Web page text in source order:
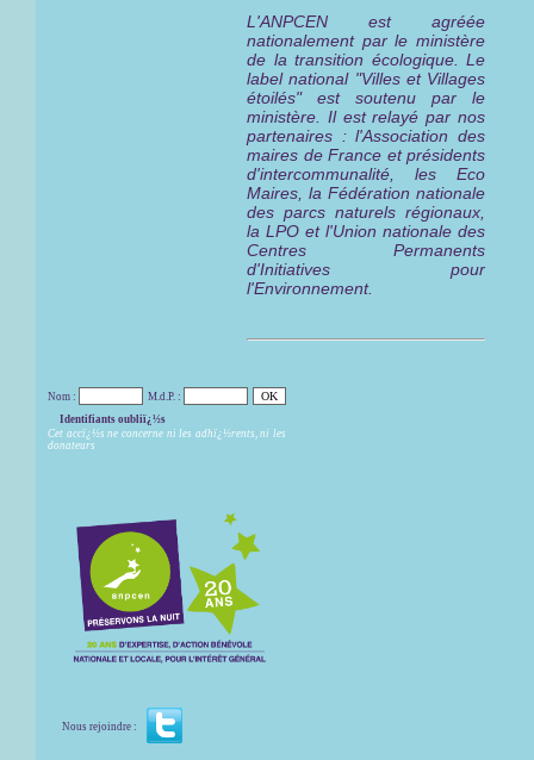
L'ANPCEN est agréée
nationalement par le ministère
de la transition écologique. Le
label national "Villes et Villages
étoilés" est soutenu par le
ministère. Il est relayé par nos
partenaires : l'Association des
maires de France et présidents
d'intercommunalité, les Eco
Maires, la Fédération nationale
des parcs naturels régionaux,
la LPO et l'Union nationale des
Centres Permanents
d'Initiatives pour
l'Environnement.
Nom :
M.d.P. :
Identifiants oubliï¿½s
Cet accï¿½s ne concerne ni les adhï¿½rents, ni les
donateurs
Nous rejoindre :